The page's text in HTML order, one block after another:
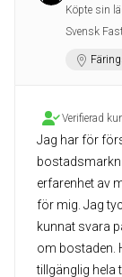
Köpte sin
Svensk
Verifierad
Jag har för
erfarenhet av
för mig. Jag
kunnat svara
om bostaden.
tillgänglig hela